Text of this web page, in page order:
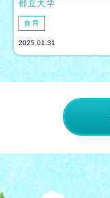
都立大学
食育
2025.01.31